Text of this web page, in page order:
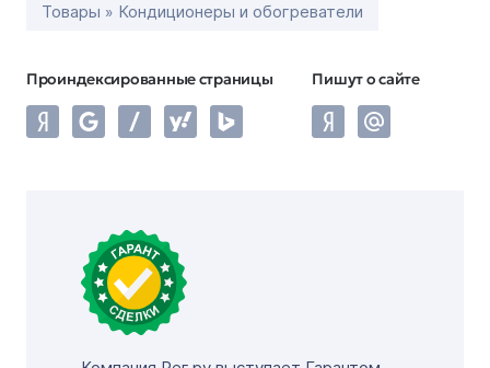
Товары » Кондиционеры и обогреватели
Проиндексированные страницы Пишут о сайте